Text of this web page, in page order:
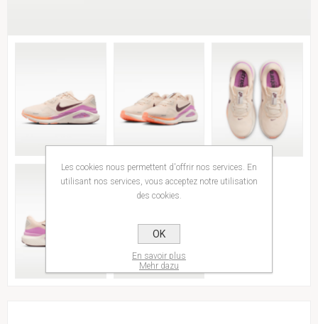
Les cookies nous permettent d'offrir nos services. En
utilisant nos services, vous acceptez notre utilisation
des cookies.
OK
En savoir plus
Mehr dazu